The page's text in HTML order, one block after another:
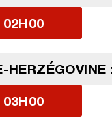
02H00
HERZÉGOVINE
03H00